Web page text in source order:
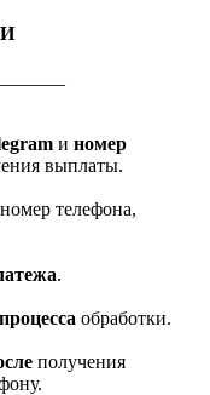
и номер
выплаты.
телефона,
.
обработки.
получения